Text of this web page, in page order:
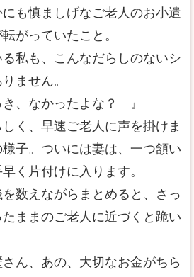
も慎ましげなご老人のお小遣
がっていたこと。
私も、こんなだらしのないシ
ません。
き、なかったよな？ 』
く、早速ご老人に声を掛けま
子。ついには妻は、一つ頷い
く片付けに入ります。
数えながらまとめると、さっ
ままのご老人に近づくと跪い
さん、あの、大切なお金がちら